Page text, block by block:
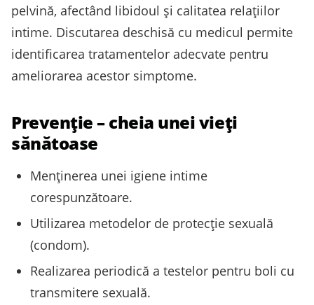
pelvină, afectând libidoul și calitatea relațiilor
intime. Discutarea deschisă cu medicul permite
identificarea tratamentelor adecvate pentru
ameliorarea acestor simptome.
Prevenție – cheia unei vieți
sănătoase
Menținerea unei igiene intime
corespunzătoare.
Utilizarea metodelor de protecție sexuală
(condom).
Realizarea periodică a testelor pentru boli cu
transmitere sexuală.